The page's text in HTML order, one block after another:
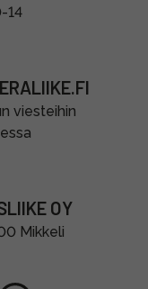
14
viesteihin
OY
Mikkeli